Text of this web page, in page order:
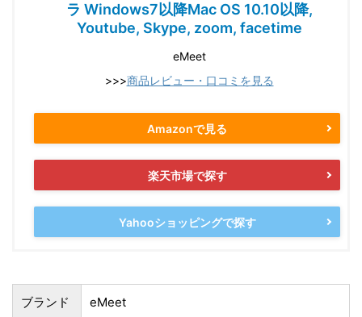
ラ Windows7以降Mac OS 10.10以降,
Youtube, Skype, zoom, facetime
eMeet
>>>商品レビュー・口コミを見る
Amazonで見る
楽天市場で探す
Yahooショッピングで探す
ブランド eMeet